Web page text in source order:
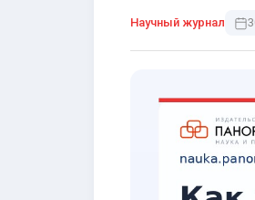
Научный журнал